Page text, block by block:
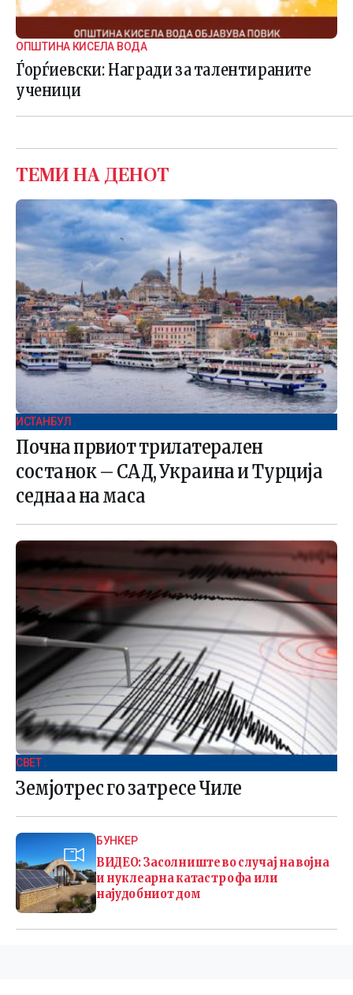
ОПШТИНА КИСЕЛА ВОДА
Ѓорѓиевски: Награди за талентираните
ученици
ТЕМИ НА ДЕНОТ
ИСТАНБУЛ
Почна првиот трилатерален
состанок – САД, Украина и Турција
седнаа на маса
СВЕТ .
Земјотрес го затресе Чиле
БУНКЕР
ВИДЕО: Засолниште во случај на војна
и нуклеарна катастрофа или
најудобниот дом